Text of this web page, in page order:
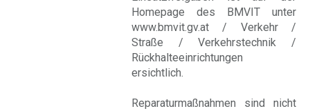
Homepage des BMVIT unter
www.bmvit.gv.at / Verkehr /
Straße / Verkehrstechnik /
Rückhalteeinrichtungen
ersichtlich.
Reparaturmaßnahmen sind nicht